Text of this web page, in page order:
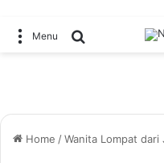
Menu Search for
Home /Wanita Lompat dari